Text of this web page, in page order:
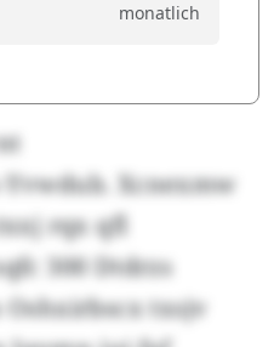
monatlich
Xcnexmw
rqx qfl
300 Dtdrzs
txsjv